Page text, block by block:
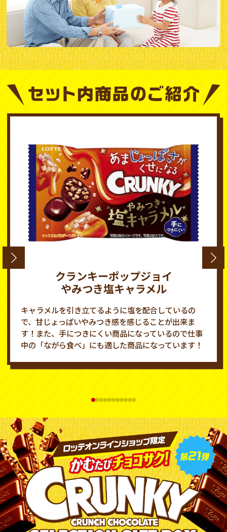
クランキーポップジョイ
やみつき塩キャラメル
キャラメルを引き立てるように塩を配合しているの
で、甘じょっぱいやみつき感を感じることが出来ま
す！また、手につきにくい商品になっているので仕事
中の「ながら食べ」にも適した商品になっています！